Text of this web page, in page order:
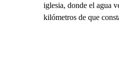
iglesia, donde el agua
kilómetros de que